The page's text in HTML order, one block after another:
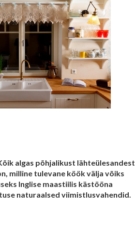
algas põhjalikust lähteülesandest
milline tulevane köök välja võiks
Inglise maastiilis kästööna
naturaalsed viimistlusvahendid.